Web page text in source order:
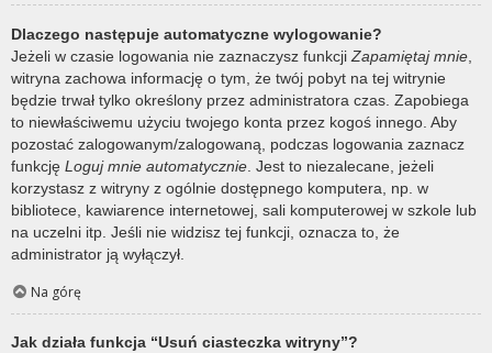
Dlaczego następuje automatyczne wylogowanie?
Jeżeli w czasie logowania nie zaznaczysz funkcji Zapamiętaj mnie
witryna zachowa informację o tym, że twój pobyt na tej witrynie
będzie trwał tylko określony przez administratora czas. Zapobiega
to niewłaściwemu użyciu twojego konta przez kogoś innego. Aby
pozostać zalogowanym/zalogowaną, podczas logowania zaznacz
funkcję Loguj mnie automatycznie . Jest to niezalecane, jeżeli
korzystasz z witryny z ogólnie dostępnego komputera, np. w
bibliotece, kawiarence internetowej, sali komputerowej w szkole lub
na uczelni itp. Jeśli nie widzisz tej funkcji, oznacza to, że
administrator ją wyłączył.
Na górę
Jak działa funkcja “Usuń ciasteczka witryny”?